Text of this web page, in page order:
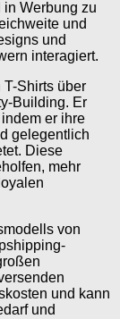
in Werbung zu
und
und
interagiert.
T-Shirts über
Building. Er
er ihre
gelegentlich
Diese
mehr
von
und kann
und